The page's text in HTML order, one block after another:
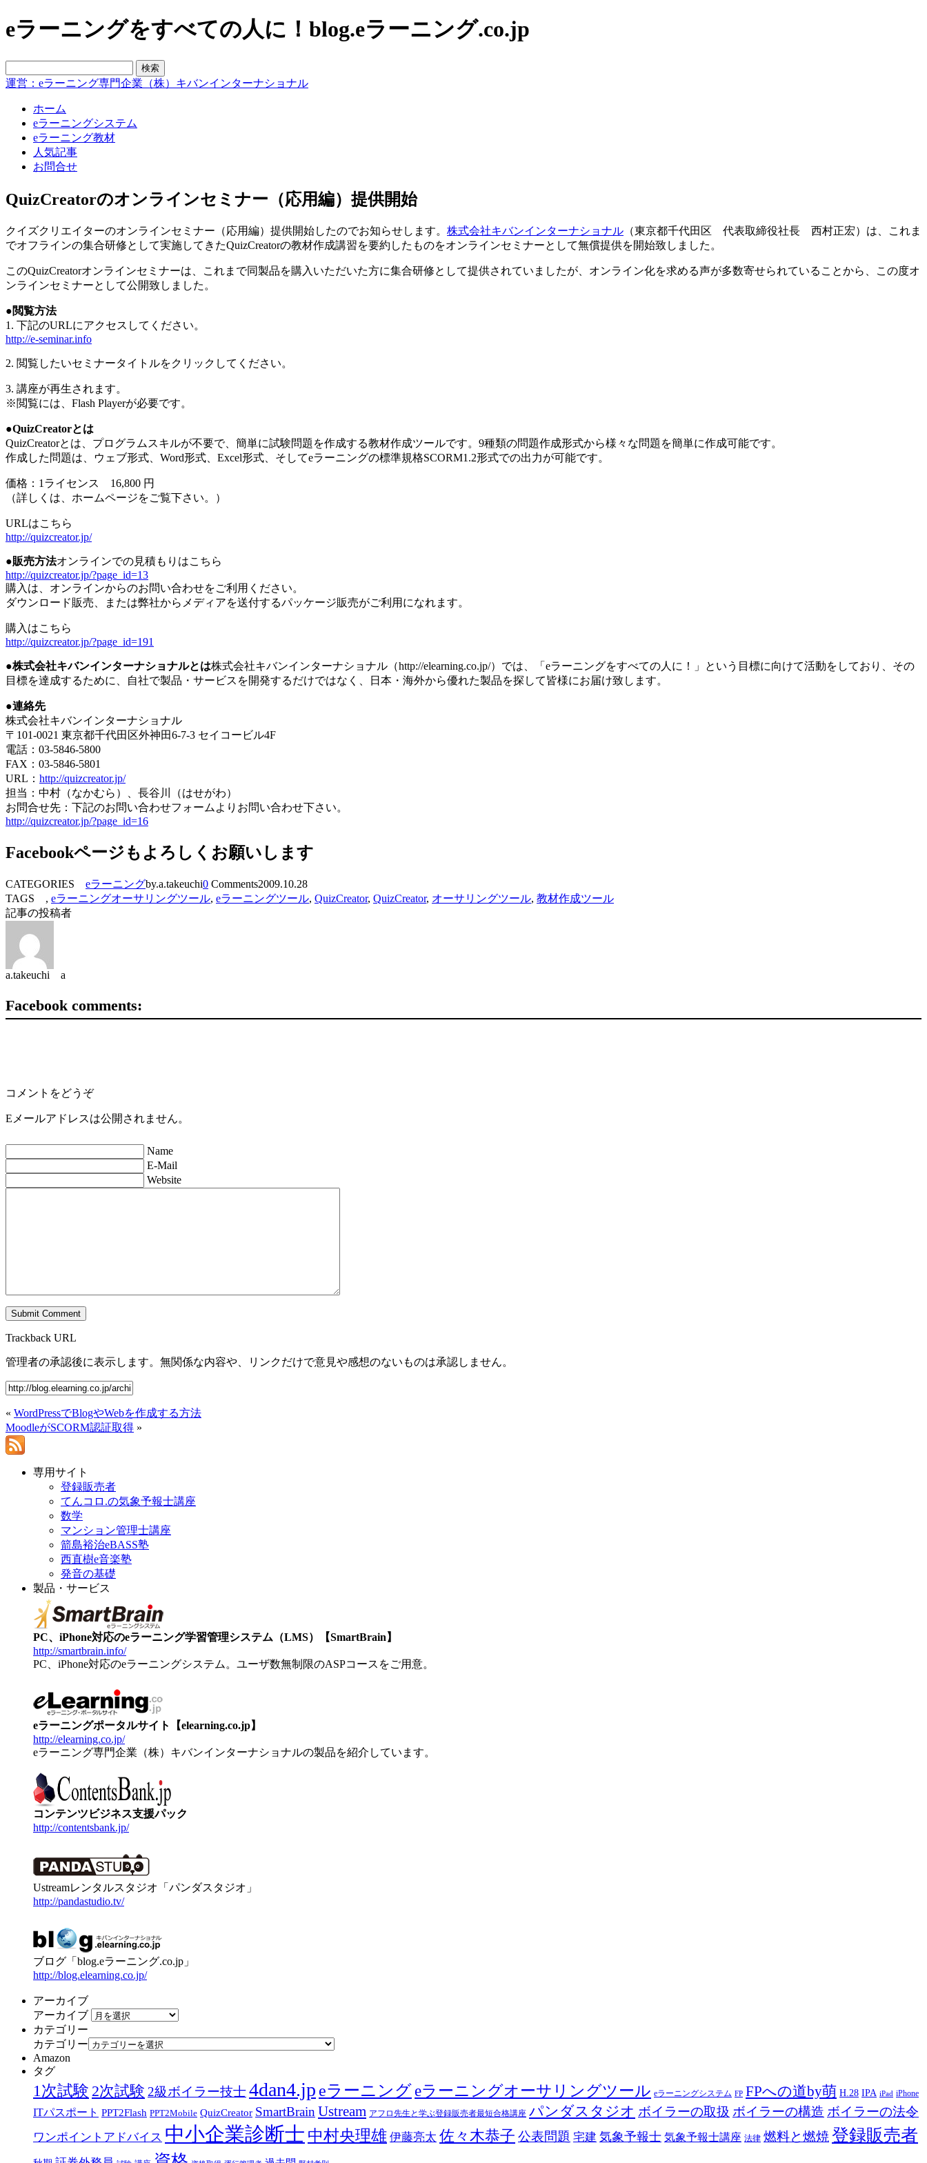
eラーニングをすべての人に！blog.eラーニング.co.jp
運営：eラーニング専門企業（株）キバンインターナショナル
ホーム
eラーニングシステム
eラーニング教材
人気記事
お問合せ
QuizCreatorのオンラインセミナー（応用編）提供開始
クイズクリエイターのオンラインセミナー（応用編）提供開始したのでお知らせします。 株式会社キバンインターナショナル （東京都千代田区 代表取締役社長 西村正宏）は、これま
でオフラインの集合研修として実施してきたQuizCreatorの教材作成講習を要約したものをオンラインセミナーとして無償提供を開始致しました。
このQuizCreatorオンラインセミナーは、これまで同製品を購入いただいた方に集合研修として提供されていましたが、オンライン化を求める声が多数寄せられていることから、この度オ
ンラインセミナーとして公開致しました。
●閲覧方法
1. 下記のURLにアクセスしてください。
http://e-seminar.info
2. 閲覧したいセミナータイトルをクリックしてください。
3. 講座が再生されます。
※閲覧には、Flash Playerが必要です。
●QuizCreatorとは
QuizCreatorとは、プログラムスキルが不要で、簡単に試験問題を作成する教材作成ツールです。9種類の問題作成形式から様々な問題を簡単に作成可能です。
作成した問題は、ウェブ形式、Word形式、Excel形式、そしてeラーニングの標準規格SCORM1.2形式での出力が可能です。
価格：1ライセンス 16,800 円
（詳しくは、ホームページをご覧下さい。）
URLはこちら
http://quizcreator.jp/
●販売方法オンラインでの見積もりはこちら
http://quizcreator.jp/?page_id=13
購入は、オンラインからのお問い合わせをご利用ください。
ダウンロード販売、または弊社からメディアを送付するパッケージ販売がご利用になれます。
購入はこちら
http://quizcreator.jp/?page_id=191
●株式会社キバンインターナショナルとは株式会社キバンインターナショナル（http://elearning.co.jp/）では、「eラーニングをすべての人に！」という目標に向けて活動をしており、その
目標を達成するために、自社で製品・サービスを開発するだけではなく、日本・海外から優れた製品を探して皆様にお届け致します。
●連絡先
株式会社キバンインターナショナル
〒101-0021 東京都千代田区外神田6-7-3 セイコービル4F
電話：03-5846-5800
FAX：03-5846-5801
URL： http://quizcreator.jp/
担当：中村（なかむら）、長谷川（はせがわ）
お問合せ先：下記のお問い合わせフォームよりお問い合わせ下さい。
http://quizcreator.jp/?page_id=16
Facebookページもよろしくお願いします
CATEGORIES eラーニングby.a.takeuchi0 Comments2009.10.28
TAGS , eラーニングオーサリングツール, eラーニングツール, QuizCreator, QuizCreator, オーサリングツール, 教材作成ツール
記事の投稿者
a.takeuchi a
Facebook comments:
コメントをどうぞ
Eメールアドレスは公開されません。
Name
E-Mail
Website
Trackback URL
管理者の承認後に表示します。無関係な内容や、リンクだけで意見や感想のないものは承認しません。
« WordPressでBlogやWebを作成する方法
MoodleがSCORM認証取得 »
専用サイト
登録販売者
てんコロ.の気象予報士講座
数学
マンション管理士講座
箭島裕治eBASS塾
西直樹e音楽塾
発音の基礎
製品・サービス
PC、iPhone対応のeラーニング学習管理システム（LMS）【SmartBrain】
http://smartbrain.info/
PC、iPhone対応のeラーニングシステム。ユーザ数無制限のASPコースをご用意。
eラーニングポータルサイト【elearning.co.jp】
http://elearning.co.jp/
eラーニング専門企業（株）キバンインターナショナルの製品を紹介しています。
コンテンツビジネス支援パック
http://contentsbank.jp/
Ustreamレンタルスタジオ「パンダスタジオ」
http://pandastudio.tv/
ブログ「blog.eラーニング.co.jp」
http://blog.elearning.co.jp/
アーカイブ
アーカイブ
カテゴリー
カテゴリー
Amazon
タグ
1次試験 2次試験 2級ボイラー技士4dan4.jp eラーニング eラーニングオーサリングツール eラーニングシステム FP FPへの道by萌 H.28 IPA iPad iPhone
ITパスポート PPT2Flash PPT2Mobile QuizCreator SmartBrain Ustream アフロ先生と学ぶ登録販売者最短合格講座 パンダスタジオ ボイラーの取扱 ボイラーの構造 ボイラーの法令
ワンポイントアドバイス 中小企業診断士 中村央理雄 伊藤亮太 佐々木恭子 公表問題 宅建 気象予報士 気象予報士講座 法律 燃料と燃焼 登録販売者